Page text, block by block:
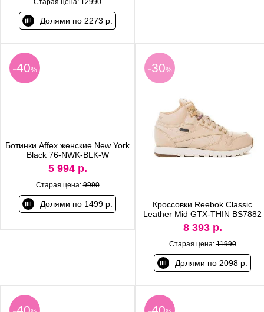
Долями по 2273 р.
-40%
Ботинки Affex женские New York
Black 76-NWK-BLK-W
5 994 р.
Старая цена:9990
Долями по 1499 р.
-30%
Кроссовки Reebok Classic
Leather Mid GTX-THIN BS7882
8 393 р.
Старая цена:11990
Долями по 2098 р.